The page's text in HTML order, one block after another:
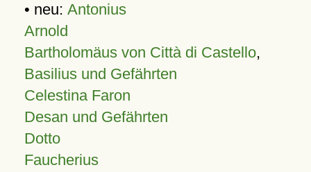
• neu: Antonius
Arnold
Bartholomäus von Città di Castello,
Basilius und Gefährten
Celestina Faron
Desan und Gefährten
Dotto
Faucherius